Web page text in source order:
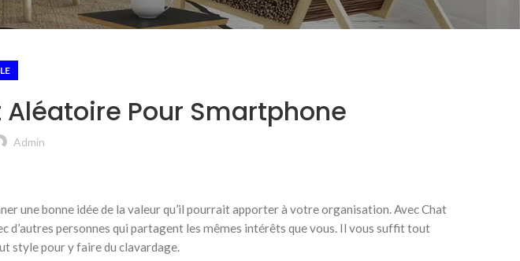
Pour Smartphone
Admin
une bonne idée de la valeur qu’il pourrait apporter à votre organisation. Avec Chat
d’autres personnes qui partagent les mêmes intérêts que vous. Il vous suffit tout
style pour y faire du clavardage.